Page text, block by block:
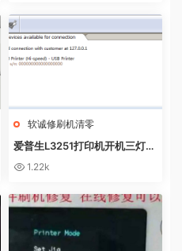
软诚修刷机清零
爱普生L3251打印机开机三灯长
亮 无自检动作
1.22k